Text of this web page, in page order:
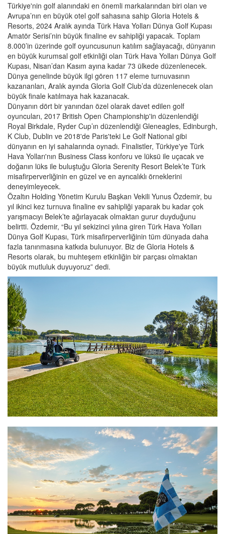
Türkiye'nin golf alanındaki en önemli markalarından biri olan ve
Avrupa’nın en büyük otel golf sahasına sahip Gloria Hotels &
Resorts, 2024 Aralık ayında Türk Hava Yolları Dünya Golf Kupası
Amatör Serisi’nin büyük finaline ev sahipliği yapacak. Toplam
8.000’in üzerinde golf oyuncusunun katılım sağlayacağı, dünyanın
en büyük kurumsal golf etkinliği olan Türk Hava Yolları Dünya Golf
Kupası, Nisan’dan Kasım ayına kadar 73 ülkede düzenlenecek.
Dünya genelinde büyük ilgi gören 117 eleme turnuvasının
kazananları, Aralık ayında Gloria Golf Club’da düzenlenecek olan
büyük finale katılmaya hak kazanacak.
Dünyanın dört bir yanından özel olarak davet edilen golf
oyuncuları, 2017 British Open Championship'in düzenlendiği
Royal Birkdale, Ryder Cup’ın düzenlendiği Gleneagles, Edinburgh,
K Club, Dublin ve 2018'de Paris'teki Le Golf National gibi
dünyanın en iyi sahalarında oynadı. Finalistler, Türkiye'ye Türk
Hava Yolları'nın Business Class konforu ve lüksü ile uçacak ve
doğanın lüks ile buluştuğu Gloria Serenity Resort Belek’te Türk
misafirperverliğinin en güzel ve en ayrıcalıklı örneklerini
deneyimleyecek.
Özaltın Holding Yönetim Kurulu Başkan Vekili Yunus Özdemir, bu
yıl ikinci kez turnuva finaline ev sahipliği yaparak bu kadar çok
yarışmacıyı Belek’te ağırlayacak olmaktan gurur duyduğunu
belirtti. Özdemir, “Bu yıl sekizinci yılına giren Türk Hava Yolları
Dünya Golf Kupası, Türk misafirperverliğinin tüm dünyada daha
fazla tanınmasına katkıda bulunuyor. Biz de Gloria Hotels &
Resorts olarak, bu muhteşem etkinliğin bir parçası olmaktan
büyük mutluluk duyuyoruz” dedi.